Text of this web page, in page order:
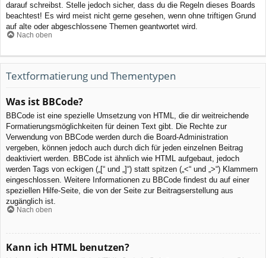
darauf schreibst. Stelle jedoch sicher, dass du die Regeln dieses Boards
beachtest! Es wird meist nicht gerne gesehen, wenn ohne triftigen Grund
auf alte oder abgeschlossene Themen geantwortet wird.
Nach oben
Textformatierung und Thementypen
Was ist BBCode?
BBCode ist eine spezielle Umsetzung von HTML, die dir weitreichende
Formatierungsmöglichkeiten für deinen Text gibt. Die Rechte zur
Verwendung von BBCode werden durch die Board-Administration
vergeben, können jedoch auch durch dich für jeden einzelnen Beitrag
deaktiviert werden. BBCode ist ähnlich wie HTML aufgebaut, jedoch
werden Tags von eckigen („[“ und „]“) statt spitzen („<“ und „>“) Klammern
eingeschlossen. Weitere Informationen zu BBCode findest du auf einer
speziellen Hilfe-Seite, die von der Seite zur Beitragserstellung aus
zugänglich ist.
Nach oben
Kann ich HTML benutzen?